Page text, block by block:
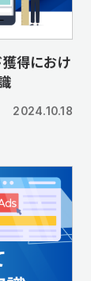
得におけ
2024.10.18